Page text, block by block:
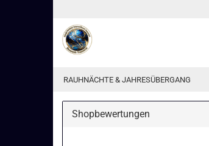
RAUHNÄCHTE & JAHRESÜBERGANG
Shopbewertungen